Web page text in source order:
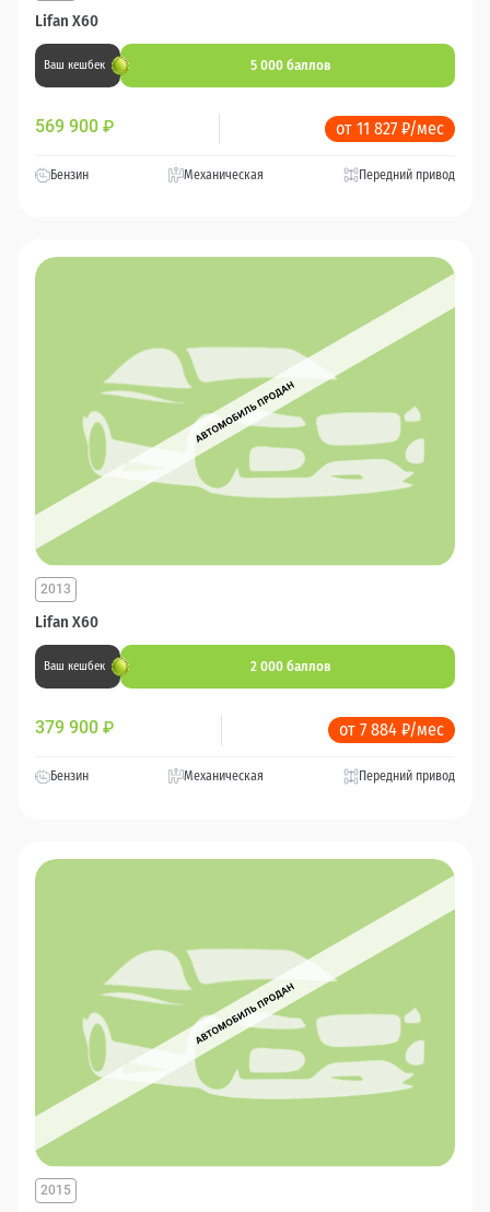
Lifan X60
Ваш кешбек 5 000 баллов
569 900 ₽ от 11 827 ₽/мес
Бензин Механическая Передний привод
Lifan X60
2013
Ваш кешбек 2 000 баллов
379 900 ₽ от 7 884 ₽/мес
Бензин Механическая Передний привод
2015